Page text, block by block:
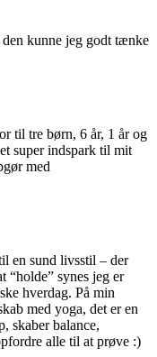
kunne jeg godt tænke
til tre børn, 6 år, 1 år og
super indspark til mit
med
en sund livsstil – der
“holde” synes jeg er
hverdag. På min
med yoga, det er en
skaber balance,
alle til at prøve :)